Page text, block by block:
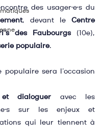
, devant le Centre
des Faubourgs (10e),
populaire.
populaire sera l’occasion
dialoguer avec les
sur les enjeux et
qui leur tiennent à